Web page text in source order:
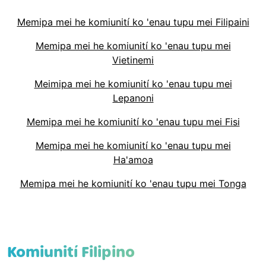
Memipa mei he komiunití ko 'enau tupu mei Filipaini
Memipa mei he komiunití ko 'enau tupu mei
Vietinemi
Meimipa mei he komiunití ko 'enau tupu mei
Lepanoni
Memipa mei he komiunití ko 'enau tupu mei Fisi
Memipa mei he komiunití ko 'enau tupu mei
Ha'amoa
Memipa mei he komiunití ko 'enau tupu mei Tonga
Komiunití Filipino